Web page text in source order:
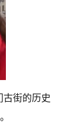
古街的历史